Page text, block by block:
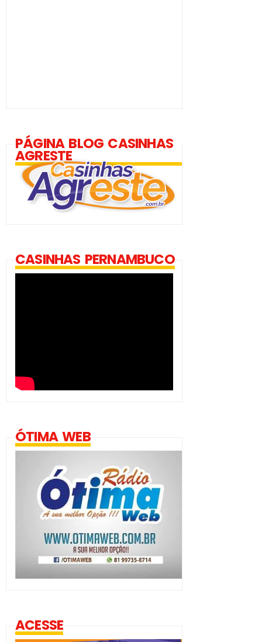
PÁGINA BLOG CASINHAS
AGRESTE
CASINHAS PERNAMBUCO
ÓTIMA WEB
ACESSE